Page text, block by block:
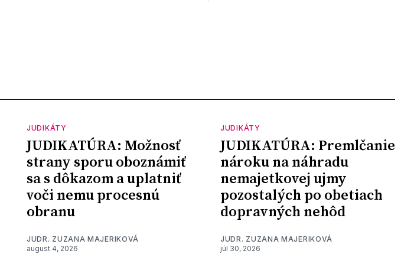
JUDIKÁTY
JUDIKATÚRA: Možnosť
strany sporu oboznámiť
sa s dôkazom a uplatniť
voči nemu procesnú
obranu
JUDR. ZUZANA MAJERIKOVÁ
august 4, 2026
JUDIKÁTY
JUDIKATÚRA: Premlčanie
nároku na náhradu
nemajetkovej ujmy
pozostalých po obetiach
dopravných nehôd
JUDR. ZUZANA MAJERIKOVÁ
júl 30, 2026